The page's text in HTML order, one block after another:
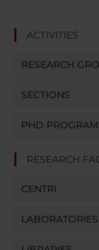
ACTIVITIES
RESEARCH
SECTIONS
PHD
RESEARCH
CENTRI